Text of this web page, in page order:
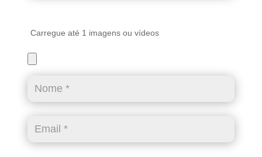
Carregue até 1 imagens ou vídeos